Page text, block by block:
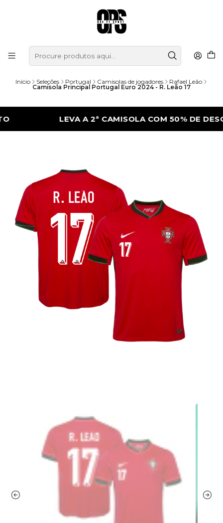
Início Seleções Portugal Camisolas de jogadores Rafael Leão
Camisola Principal Portugal Euro 2024 - R. Leão 17
LEVA A 2ª CAMISOLA COM 50% DE